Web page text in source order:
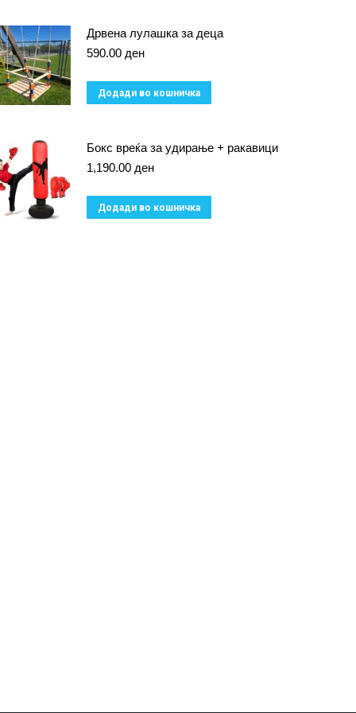
Дрвена лулашка за деца
590.00 ден
Додади во кошничка
Бокс вреќа за удирање + ракавици
1,190.00 ден
Додади во кошничка